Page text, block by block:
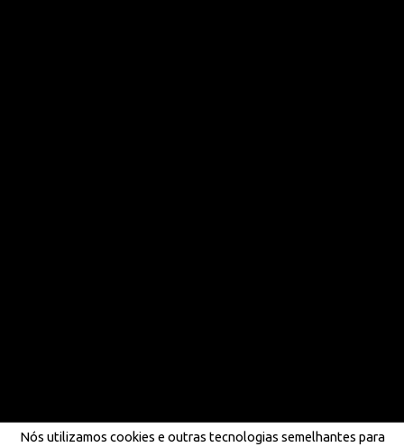
Nós utilizamos cookies e outras tecnologias semelhantes para